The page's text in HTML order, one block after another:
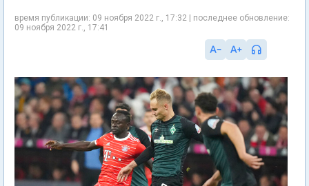
время публикации: 09 ноября 2022 г., 17:32 | последнее обновление:
09 ноября 2022 г., 17:41